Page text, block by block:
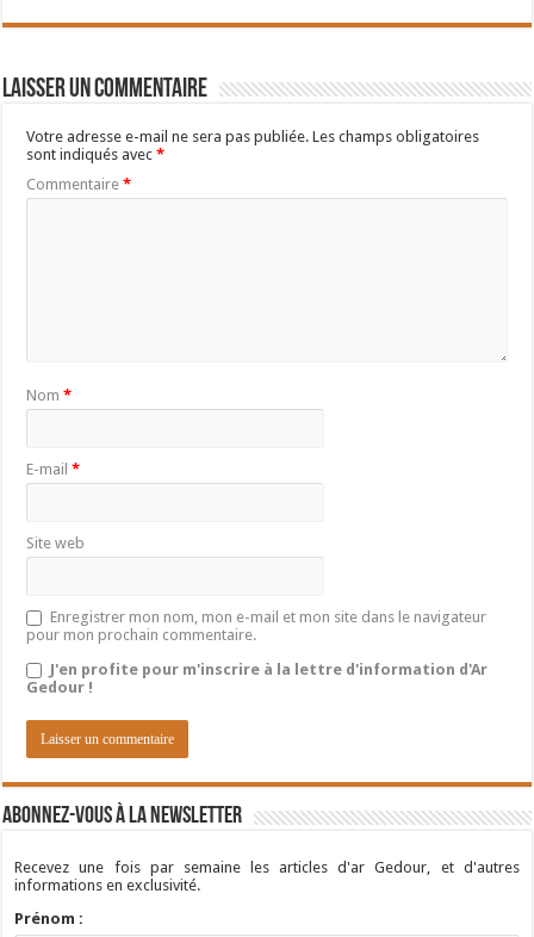
Laisser un commentaire
Votre adresse e-mail ne sera pas publiée. Les champs obligatoires
sont indiqués avec*
Commentaire*
Nom*
E-mail*
Site web
Enregistrer mon nom, mon e-mail et mon site dans le navigateur
pour mon prochain commentaire.
J'en profite pour m'inscrire à la lettre d'information d'Ar
Gedour !
Abonnez-vous à la newsletter
Recevez une fois par semaine les articles d'ar Gedour, et d'autres
informations en exclusivité.
Prénom :